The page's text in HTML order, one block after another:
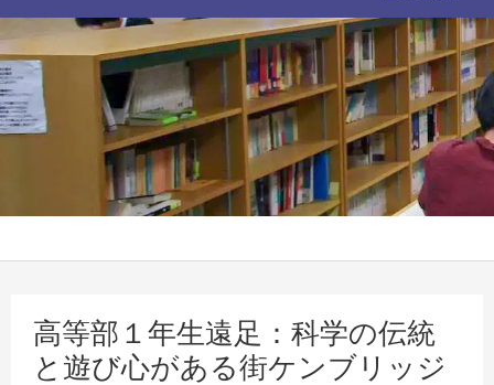
高等部１年生遠足：科学の伝統
と遊び心がある街ケンブリッジ